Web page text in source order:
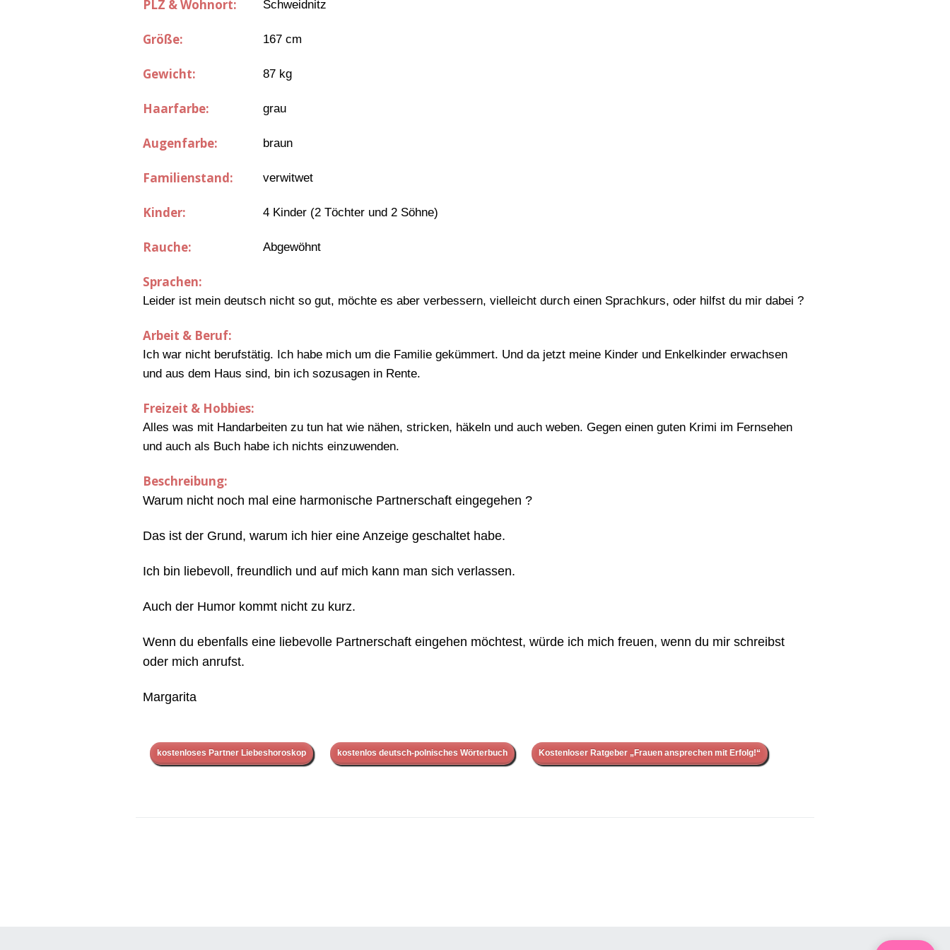
PLZ & Wohnort: Schweidnitz
Größe: 167 cm
Gewicht: 87 kg
Haarfarbe: grau
Augenfarbe: braun
Familienstand: verwitwet
Kinder: 4 Kinder (2 Töchter und 2 Söhne)
Rauche: Abgewöhnt
Sprachen:
Leider ist mein deutsch nicht so gut, möchte es aber verbessern, vielleicht durch einen Sprachkurs, oder hilfst du mir dabei ?
Arbeit & Beruf:
Ich war nicht berufstätig. Ich habe mich um die Familie gekümmert. Und da jetzt meine Kinder und Enkelkinder erwachsen
und aus dem Haus sind, bin ich sozusagen in Rente.
Freizeit & Hobbies:
Alles was mit Handarbeiten zu tun hat wie nähen, stricken, häkeln und auch weben. Gegen einen guten Krimi im Fernsehen
und auch als Buch habe ich nichts einzuwenden.
Beschreibung:
Warum nicht noch mal eine harmonische Partnerschaft eingegehen ?
Das ist der Grund, warum ich hier eine Anzeige geschaltet habe.
Ich bin liebevoll, freundlich und auf mich kann man sich verlassen.
Auch der Humor kommt nicht zu kurz.
Wenn du ebenfalls eine liebevolle Partnerschaft eingehen möchtest, würde ich mich freuen, wenn du mir schreibst
oder mich anrufst.
Margarita
kostenloses Partner Liebeshoroskop kostenlos deutsch-polnisches Wörterbuch Kostenloser Ratgeber „Frauen ansprechen mit Erfolg!“